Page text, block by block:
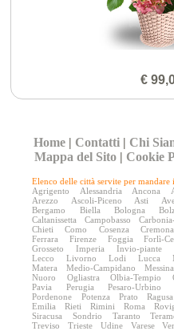
€
Home | Contatti | Chi
Mappa del Sito | Cookie
Elenco delle città servite per
Agrigento
Alessandria Ancona
Arezzo
Ascoli-Piceno Asti
Bergamo
Biella Bologna
Caltanissetta
Campobasso
Chieti
Como Cosenza Cremona
Ferrara
Firenze Foggia Forlì-
Grosseto
Imperia Invio-piante
Lecco
Livorno Lodi Lucca
Matera
Medio-Campidano Messina
Nuoro
Ogliastra Olbia-Tempio
Pavia
Perugia Pesaro-Urbino
Pordenone
Potenza Prato Ragusa
Emilia
Rieti Rimini Roma
Siracusa
Sondrio Taranto
Treviso
Trieste Udine Varese